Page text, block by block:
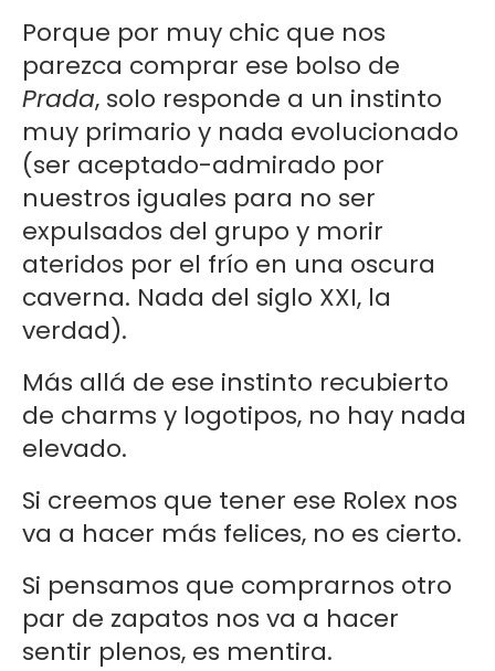
Porque por muy chic que nos
parezca comprar ese bolso de
Prada, solo responde a un instinto
muy primario y nada evolucionado
(ser aceptado-admirado por
nuestros iguales para no ser
expulsados del grupo y morir
ateridos por el frío en una oscura
caverna. Nada del siglo XXI, la
verdad).
Más allá de ese instinto recubierto
de charms y logotipos, no hay nada
elevado.
Si creemos que tener ese Rolex nos
va a hacer más felices, no es cierto.
Si pensamos que comprarnos otro
par de zapatos nos va a hacer
sentir plenos, es mentira.